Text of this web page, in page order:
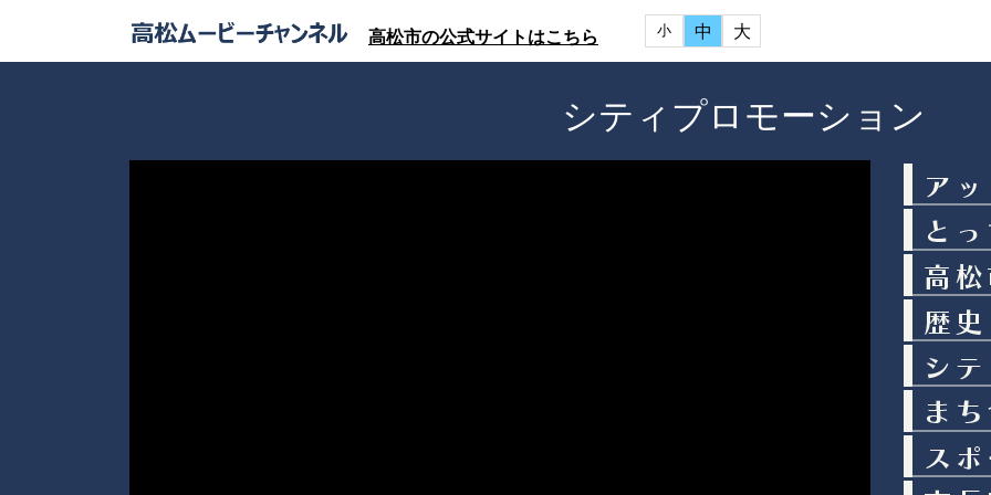
高松市の公式サイトはこちら 小 中 大
シティプロモーション